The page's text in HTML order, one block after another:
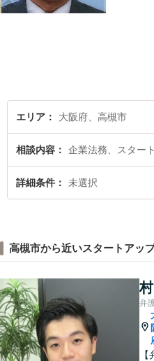
エリア 大阪府、高槻市
相談内容 企業法務、スター
詳細条件 未選択
高槻市から近いスタートアッ
弁